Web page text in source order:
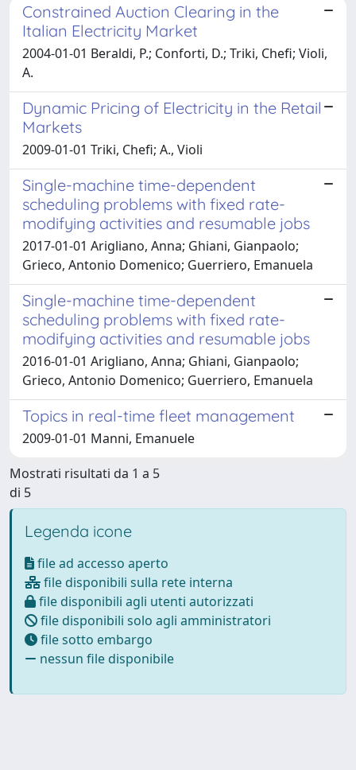
Constrained Auction Clearing in the
Italian Electricity Market
2004-01-01 Beraldi, P.; Conforti, D.; Triki, Chefi; Violi,
A.
Dynamic Pricing of Electricity in the Retail
Markets
2009-01-01 Triki, Chefi; A., Violi
Single-machine time-dependent
scheduling problems with fixed rate-
modifying activities and resumable jobs
2017-01-01 Arigliano, Anna; Ghiani, Gianpaolo;
Grieco, Antonio Domenico; Guerriero, Emanuela
Single-machine time-dependent
scheduling problems with fixed rate-
modifying activities and resumable jobs
2016-01-01 Arigliano, Anna; Ghiani, Gianpaolo;
Grieco, Antonio Domenico; Guerriero, Emanuela
Topics in real-time fleet management
2009-01-01 Manni, Emanuele
Mostrati risultati da 1 a 5
di 5
Legenda icone
file ad accesso aperto
file disponibili sulla rete interna
file disponibili agli utenti autorizzati
file disponibili solo agli amministratori
file sotto embargo
nessun file disponibile